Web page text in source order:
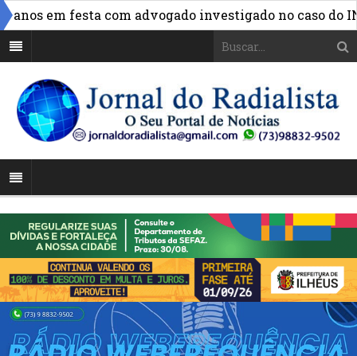
em festa com advogado investigado no caso do INSS